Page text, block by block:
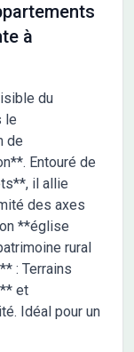
à
du
le
de
Entouré de
il allie
des axes
**église
rural
: Terrains
et
Idéal pour un